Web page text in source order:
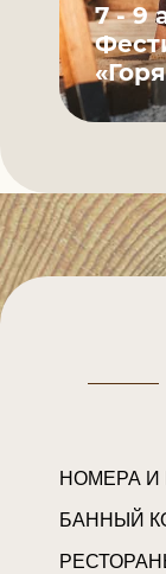
7 - 9
НОМЕРА И
БАННЫЙ